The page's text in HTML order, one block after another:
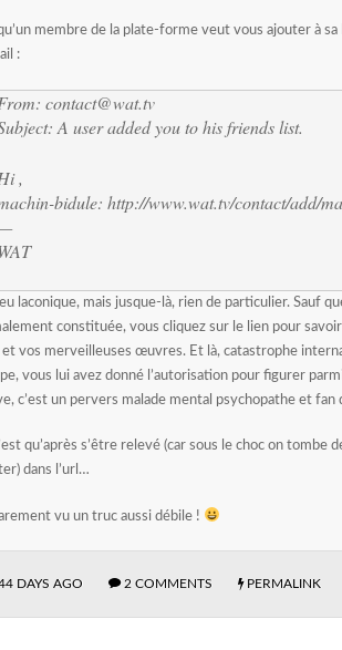
membre de la plate-forme veut vous ajouter à
:
contact@wat.tv
A user added you to his friends list.
,
bidule: http://www.wat.tv/contact/add/
laconique, mais jusque-là, rien de particulier. Sauf
constituée, vous cliquez sur le lien pour
et vos merveilleuses œuvres. Et là, catastrophe
vous lui avez donné l’autorisation pour figurer
c’est un pervers malade mental psychopathe et
qu’après s’être relevé (car sous le choc on tombe
dans l’url…
vu un truc aussi débile !
DAYS AGO 2 COMMENTS PERMALINK